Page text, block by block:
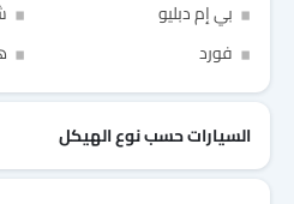
بي إم دبليو
فورد
السيارات حسب نوع الهيكل
شروط الاستخدامand سياسة
Google Account
Account